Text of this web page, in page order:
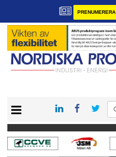
PRENUMERERA
KONTAKT
VÅRA ANDRA MAGASIN